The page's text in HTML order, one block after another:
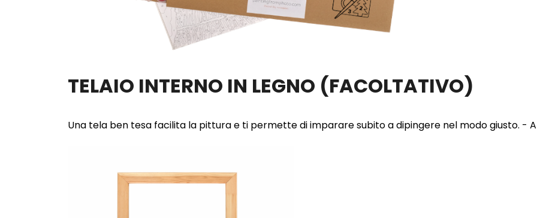
TELAIO INTERNO IN LEGNO (FACOLTATIVO)
Una tela ben tesa facilita la pittura e ti permette di imparare subito a dipingere nel modo giusto.